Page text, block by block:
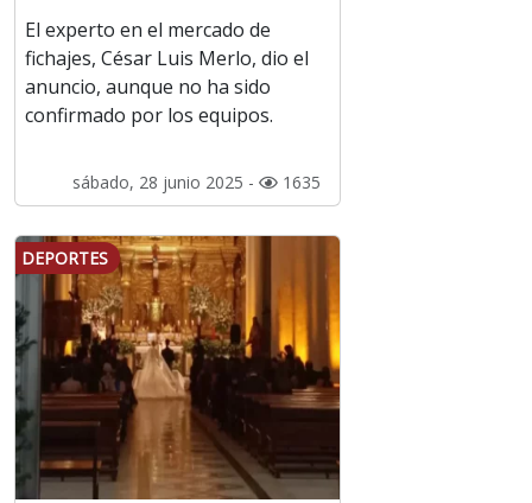
El experto en el mercado de
fichajes, César Luis Merlo, dio el
anuncio, aunque no ha sido
confirmado por los equipos.
sábado, 28 junio 2025 - 1635
DEPORTES